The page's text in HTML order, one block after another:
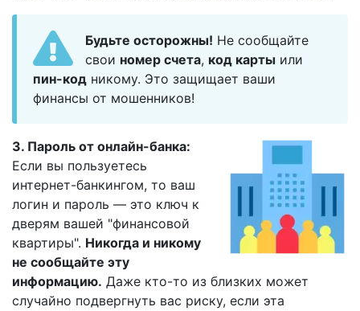
Будьте осторожны! Не сообщайте
свои номер счета, код карты или
пин-код никому. Это защищает ваши
финансы от мошенников!
3. Пароль от онлайн-банка:
Если вы пользуетесь
интернет-банкингом, то ваш
логин и пароль — это ключ к
дверям вашей "финансовой
квартиры". Никогда и никому
не сообщайте эту
информацию. Даже кто-то из близких может
случайно подвергнуть вас риску, если эта